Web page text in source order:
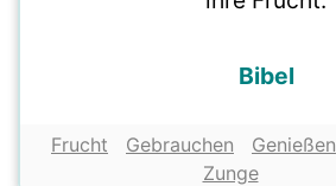
Bibel
Frucht Gebrauchen Genießen
Zunge